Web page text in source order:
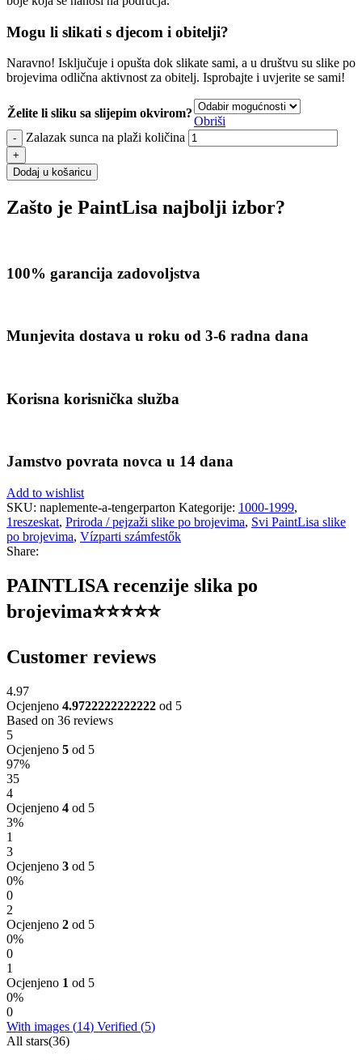
Mogu li slikati s djecom i obitelji?
Naravno! Isključuje i opušta dok slikate sami, a u društvu su slike po
brojevima odlična aktivnost za obitelj. Isprobajte i uvjerite se sami!
Želite li sliku sa slijepim okvirom?
Obriši
Zalazak sunca na plaži količina
Dodaj u košaricu
Zašto je PaintLisa najbolji izbor?
100% garancija zadovoljstva
Munjevita dostava u roku od 3-6 radna dana
Korisna korisnička služba
Jamstvo povrata novca u 14 dana
Add to wishlist
SKU: naplemente-a-tengerparton Kategorije: 1000-1999,
1reszeskat, Priroda / pejzaži slike po brojevima, Svi PaintLisa slike
po brojevima, Vízparti számfestők
Share:
PAINTLISA recenzije slika po
brojevima⭐️⭐️⭐️⭐️⭐️
Customer reviews
4.97
Ocjenjeno 4.9722222222222 od 5
Based on 36 reviews
5
Ocjenjeno 5 od 5
97%
35
4
Ocjenjeno 4 od 5
3%
1
3
Ocjenjeno 3 od 5
0%
0
2
Ocjenjeno 2 od 5
0%
0
1
Ocjenjeno 1 od 5
0%
0
With images (14) Verified (5)
All stars(36)